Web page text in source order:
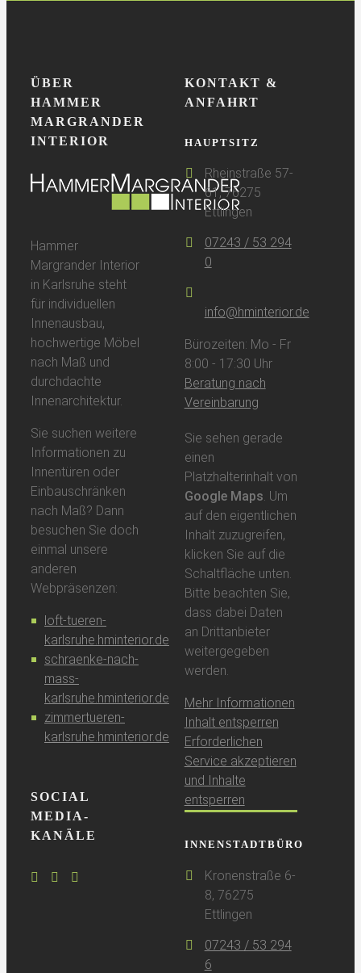
ÜBER
HAMMER
MARGRANDER
INTERIOR
Hammer
Margrander Interior
in Karlsruhe steht
für individuellen
Innenausbau,
hochwertige Möbel
nach Maß und
durchdachte
Innenarchitektur.
Sie suchen weitere
Informationen zu
Innentüren oder
Einbauschränken
nach Maß? Dann
besuchen Sie doch
einmal unsere
anderen
Webpräsenzen:
loft-tueren-
karlsruhe.hminterior.de
schraenke-nach-
mass-
karlsruhe.hminterior.de
zimmertueren-
karlsruhe.hminterior.de
SOCIAL
MEDIA-
KANÄLE
KONTAKT &
ANFAHRT
HAUPTSITZ
Rheinstraße 57-
61, 76275
Ettlingen
07243 / 53 294
0
info@hminterior.de
Bürozeiten: Mo - Fr
8:00 - 17:30 Uhr
Beratung nach
Vereinbarung
Sie sehen gerade
einen
Platzhalterinhalt von
Google Maps. Um
auf den eigentlichen
Inhalt zuzugreifen,
klicken Sie auf die
Schaltfläche unten.
Bitte beachten Sie,
dass dabei Daten
an Drittanbieter
weitergegeben
werden.
Mehr Informationen
Inhalt entsperren
Erforderlichen
Service akzeptieren
und Inhalte
entsperren
INNENSTADTBÜRO
Kronenstraße 6-
8, 76275
Ettlingen
07243 / 53 294
6